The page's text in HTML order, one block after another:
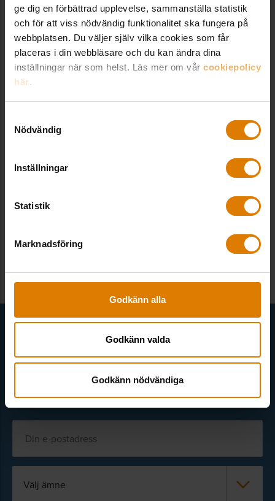
ge dig en förbättrad upplevelse, sammanställa statistik
och för att viss nödvändig funktionalitet ska fungera på
webbplatsen. Du väljer själv vilka cookies som får
placeras i din webbläsare och du kan ändra dina
inställningar när som helst. Läs mer om vår cookiepolicy
här.
Nödvändig
Inställningar
Statistik
Marknadsföring
Godkänn alla
Godkänn valda
Godkänn nödvändiga
08-406 55 00
VANLIGA FRÅGOR
Hur gör jag för att ladda ner en fil?
Hur får jag min medlemsrabatt?
Hur handlar jag?
Vad finns det för betalsätt?
Få senaste nytt direkt i din inkorg
utskick. Nyheter från Sveriges Allmännytta, Allmännyttan
Akademi, Allmännyttans Klimatinitiativ och för dig som är
medlem finns även nyhetsbrev inom olika ämnen.
Välj ämne